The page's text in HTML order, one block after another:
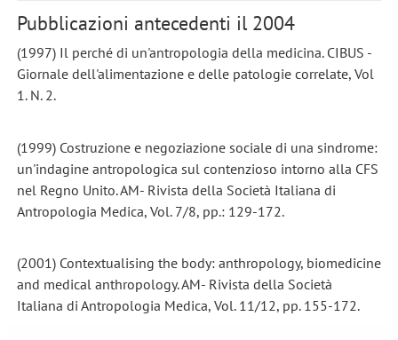
Pubblicazioni antecedenti il 2004
(1997) Il perché di un'antropologia della medicina. CIBUS -
Giornale dell'alimentazione e delle patologie correlate, Vol
1. N. 2.
(1999) Costruzione e negoziazione sociale di una sindrome:
un'indagine antropologica sul contenzioso intorno alla CFS
nel Regno Unito. AM- Rivista della Società Italiana di
Antropologia Medica, Vol. 7/8, pp.: 129-172.
(2001) Contextualising the body: anthropology, biomedicine
and medical anthropology. AM- Rivista della Società
Italiana di Antropologia Medica, Vol. 11/12, pp. 155-172.